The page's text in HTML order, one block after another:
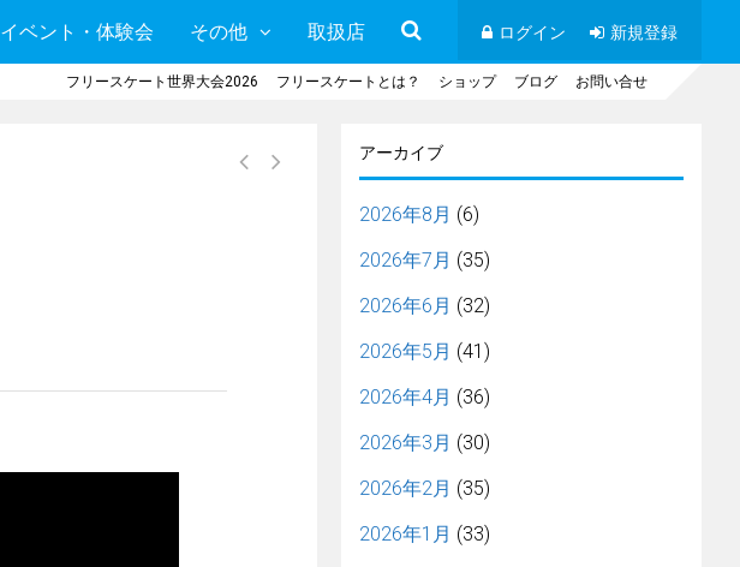
イベント・体験会 その他 取扱店 ログイン 新規登録
フリースケート世界大会2026 フリースケートとは？ ショップ ブログ お問い合せ
アーカイブ
2026年8月 (6)
2026年7月 (35)
2026年6月 (32)
2026年5月 (41)
2026年4月 (36)
2026年3月 (30)
2026年2月 (35)
2026年1月 (33)